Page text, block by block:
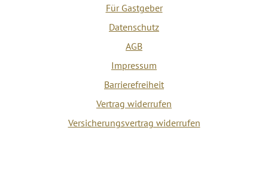
Für Gastgeber
Datenschutz
AGB
Impressum
Barrierefreiheit
Vertrag widerrufen
Versicherungsvertrag widerrufen